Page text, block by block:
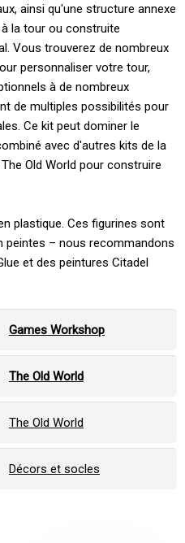
ainsi qu'une structure annexe
la tour ou construite
Vous trouverez de nombreux
personnaliser votre tour,
à de nombreux
de multiples possibilités pour
Ce kit peut dominer le
avec d'autres kits de la
Old World pour construire
plastique. Ces figurines sont
peintes – nous recommandons
et des peintures Citadel
Games Workshop
The Old World
The Old World
Décors et socles